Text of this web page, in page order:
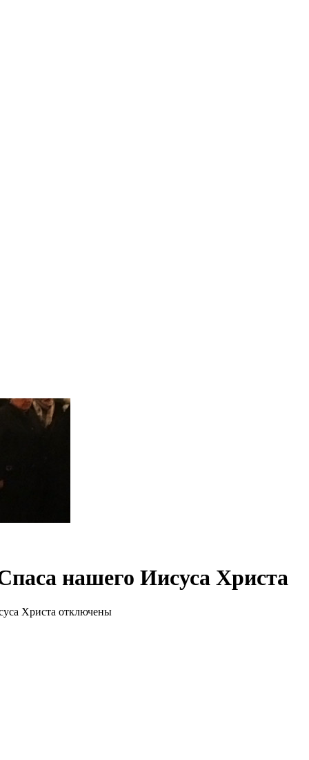
нашего Иисуса Христа
Христа отключены